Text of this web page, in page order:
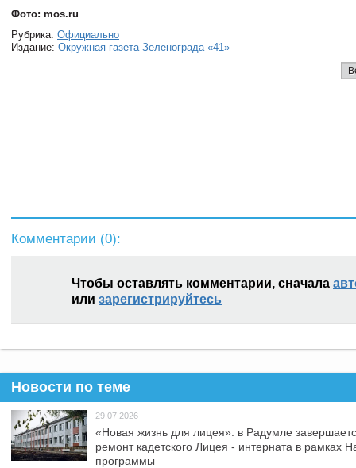
Фото: mos.ru
Рубрика: Официально
Издание: Окружная газета Зеленограда «41»
Комментарии (0):
Чтобы оставлять комментарии, сначала
или зарегистрируйтесь
Новости по теме
29.07.2026
«Новая жизнь для лицея»: в Радумле
ремонт кадетского Лицея - интерната в рамках
программы